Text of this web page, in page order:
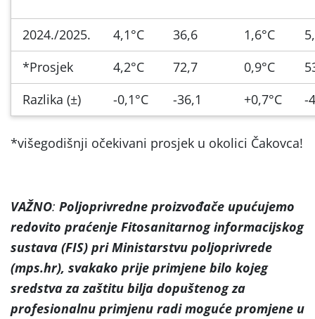
2024./2025. 4,1°C 36,6 1,6°C
*Prosjek
4,2°C 72,7 0,9°C
Razlika (±)
-0,1°C -36,1 +0,7°C -
*višegodišnji očekivani prosjek u okolici Čakovca!
VAŽNO: Poljoprivredne proizvođače upućujemo
redovito praćenje Fitosanitarnog informacijskog
sustava (FIS) pri Ministarstvu poljoprivrede
(mps.hr), svakako prije primjene bilo kojeg
sredstva za zaštitu bilja dopuštenog za
profesionalnu primjenu radi moguće promjene u